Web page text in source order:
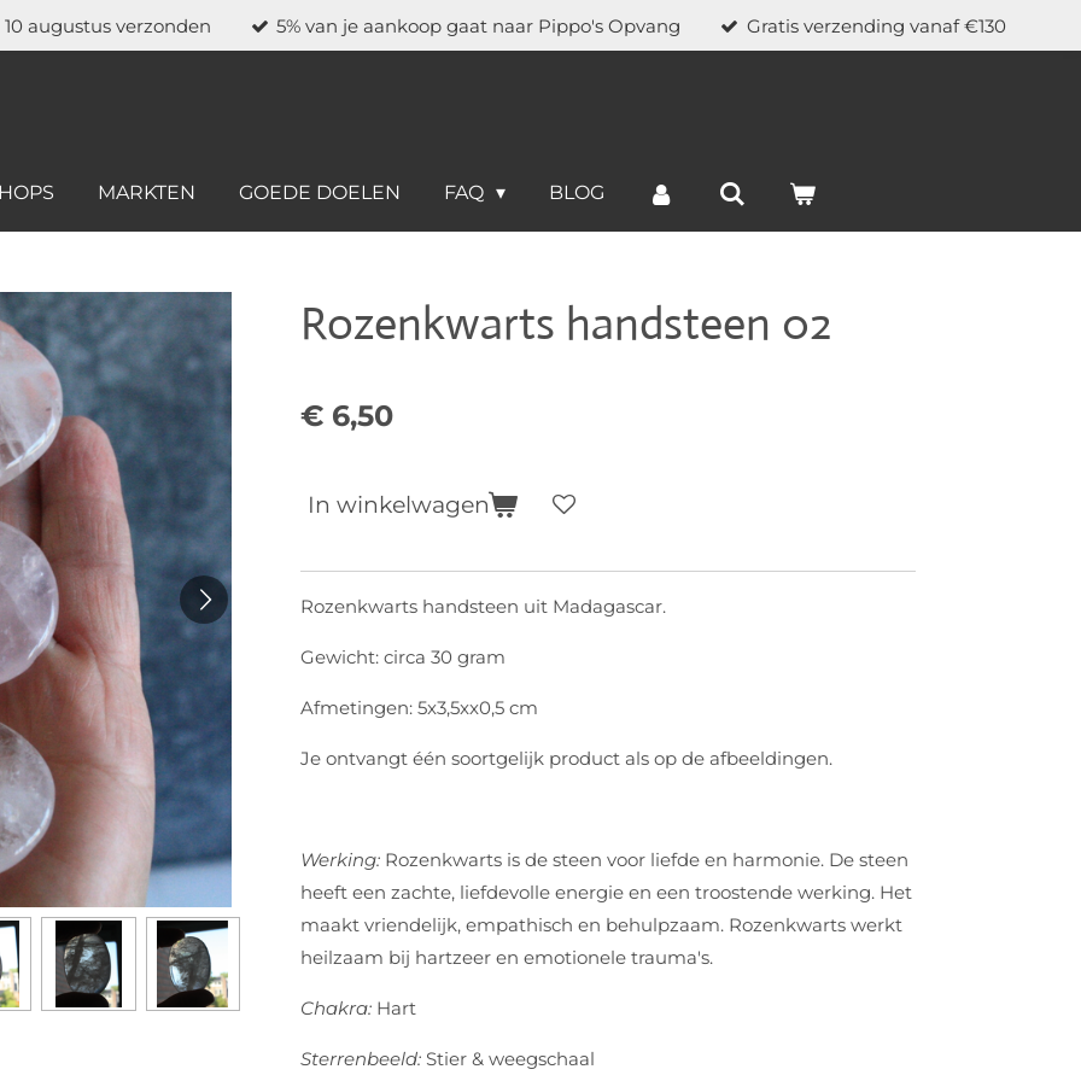
augustus verzonden 5% van je aankoop gaat naar Pippo's Opvang Gratis verzending vanaf €130
MARKTEN GOEDE DOELEN FAQ BLOG
Rozenkwarts handsteen 02
€ 6,50
In winkelwagen
Rozenkwarts handsteen uit Madagascar.
Gewicht: circa 30 gram
Afmetingen: 5x3,5xx0,5 cm
Je ontvangt één soortgelijk product als op de afbeeldingen.
Werking: Rozenkwarts is de steen voor liefde en harmonie. De steen
heeft een zachte, liefdevolle energie en een troostende werking. Het
maakt vriendelijk, empathisch en behulpzaam. Rozenkwarts werkt
heilzaam bij hartzeer en emotionele trauma's.
Chakra: Hart
Sterrenbeeld: Stier & weegschaal